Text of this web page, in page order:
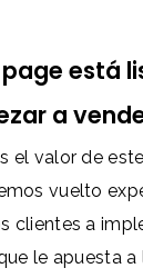
page está
a
el valor de
vuelto
clientes a
le apuesta a